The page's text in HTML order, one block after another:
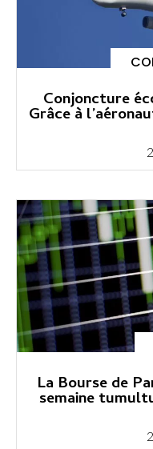
Conjoncture
Grâce à
La Bourse de
semaine